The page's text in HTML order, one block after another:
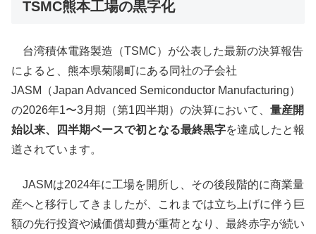
TSMC熊本工場の黒字化
台湾積体電路製造（TSMC）が公表した最新の決算報告
によると、熊本県菊陽町にある同社の子会社
JASM（Japan Advanced Semiconductor Manufacturing）
の2026年1〜3月期（第1四半期）の決算において、 量産開
始以来、四半期ベースで初となる最終黒字を達成したと報
道されています。
JASMは2024年に工場を開所し、その後段階的に商業量
産へと移行してきましたが、これまでは立ち上げに伴う巨
額の先行投資や減価償却費が重荷となり、最終赤字が続い